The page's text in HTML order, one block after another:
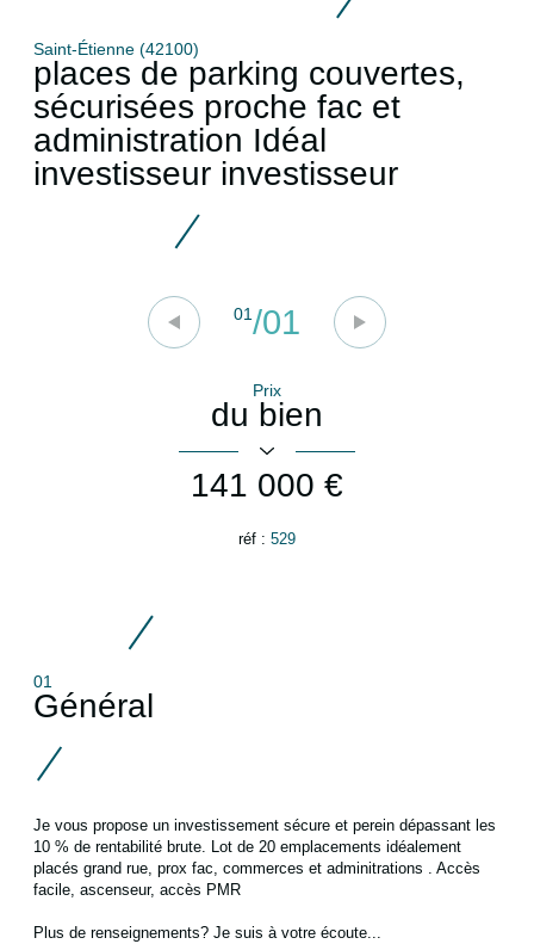
Saint-Étienne (42100)
places de parking couvertes,
sécurisées proche fac et
administration Idéal
investisseur investisseur
01/01
Prix
du bien
141 000 €
réf : 529
01
Général
Je vous propose un investissement sécure et perein dépassant les
10 % de rentabilité brute. Lot de 20 emplacements idéalement
placés grand rue, prox fac, commerces et adminitrations . Accès
facile, ascenseur, accès PMR
Plus de renseignements? Je suis à votre écoute...